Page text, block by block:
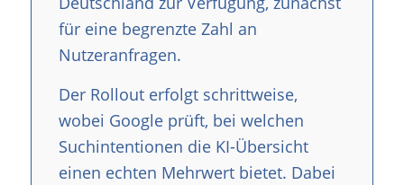
für eine begrenzte Zahl an
Nutzeranfragen.
Der Rollout erfolgt schrittweise,
wobei Google prüft, bei welchen
Suchintentionen die KI-Übersicht
einen echten Mehrwert bietet. Dabei